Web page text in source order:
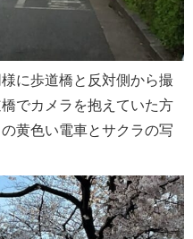
に歩道橋と反対側から撮
でカメラを抱えていた方
黄色い電車とサクラの写